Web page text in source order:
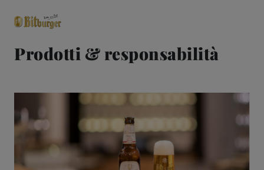
Birre
Gusto
Prodotti & responsabilità